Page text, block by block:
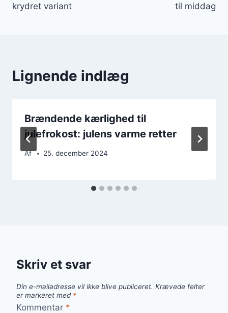
krydret variant
til middag
Lignende indlæg
Brændende kærlighed til
julefrokost: julens varme retter
Af 25. december 2024
Skriv et svar
Din e-mailadresse vil ikke blive publiceret. Krævede felter
er markeret med *
Kommentar *